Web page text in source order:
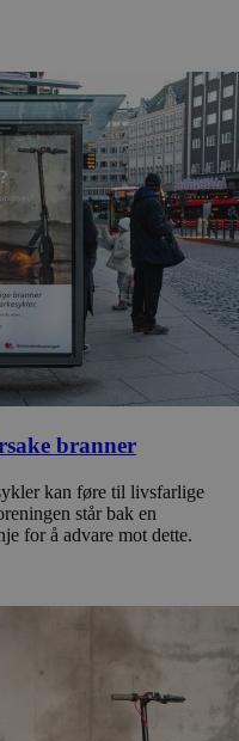
branner
kan føre til livsfarlige
står bak en
for å advare mot dette.